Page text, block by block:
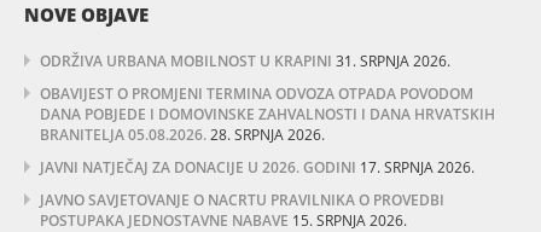
NOVE OBJAVE
ODRŽIVA URBANA MOBILNOST U KRAPINI 31. SRPNJA 2026.
OBAVIJEST O PROMJENI TERMINA ODVOZA OTPADA POVODOM
DANA POBJEDE I DOMOVINSKE ZAHVALNOSTI I DANA HRVATSKIH
BRANITELJA 05.08.2026.28. SRPNJA 2026.
JAVNI NATJEČAJ ZA DONACIJE U 2026. GODINI 17. SRPNJA 2026.
JAVNO SAVJETOVANJE O NACRTU PRAVILNIKA O PROVEDBI
POSTUPAKA JEDNOSTAVNE NABAVE 15. SRPNJA 2026.